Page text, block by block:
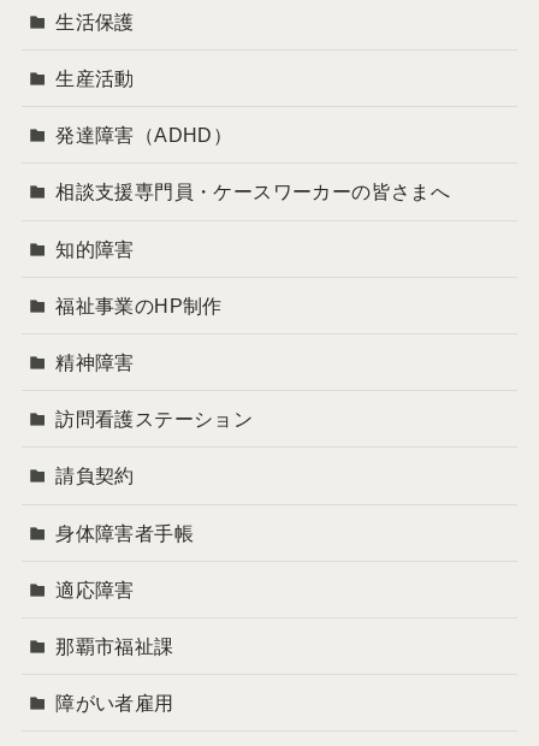
生活保護
生産活動
発達障害（ADHD）
相談支援専門員・ケースワーカーの皆さまへ
知的障害
福祉事業のHP制作
精神障害
訪問看護ステーション
請負契約
身体障害者手帳
適応障害
那覇市福祉課
障がい者雇用